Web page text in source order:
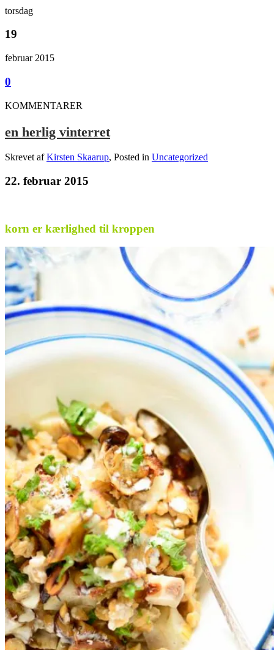
torsdag
19
februar 2015
0
KOMMENTARER
en herlig vinterret
Skrevet afKirsten Skaarup, Posted in Uncategorized
22. februar 2015
korn er kærlighed til kroppen